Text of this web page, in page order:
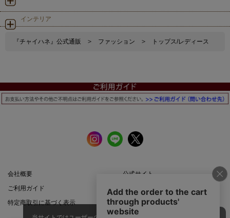
インテリア
『チャイハネ』公式通販 > ファッション > トップス/レディース
会社概要
公式サイト
ご利用ガイド
店舗一覧
特定商取引に基づく表示
プライバシーポリシー